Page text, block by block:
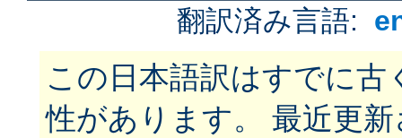
翻訳済み言語:
この日本語訳はすでに古
性があります。 最近更